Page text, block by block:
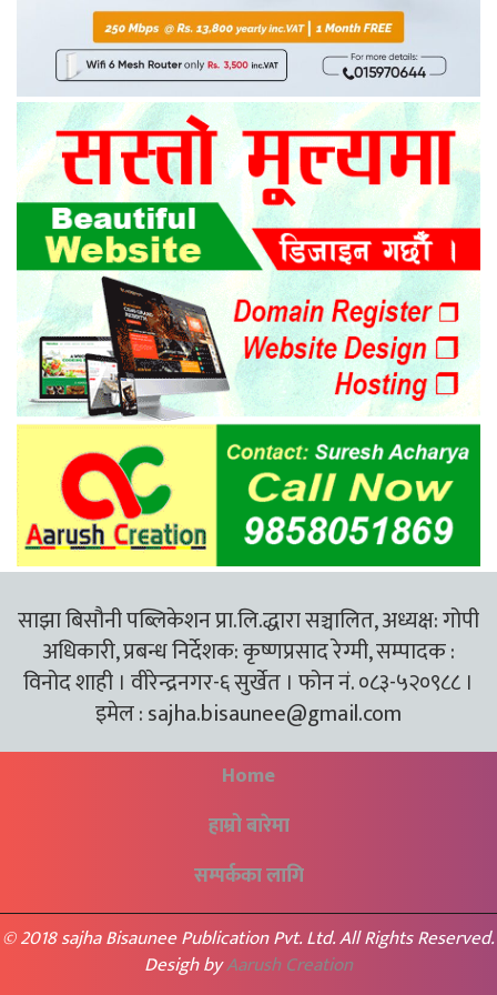
साझा बिसौनी पब्लिकेशन प्रा.लि.द्धारा सञ्चालित, अध्यक्ष: गोपी
अधिकारी, प्रबन्ध निर्देशक: कृष्णप्रसाद रेग्मी, सम्पादक :
विनोद शाही । वीरेन्द्रनगर-६ सुर्खेत । फोन नं. ०८३-५२०९८८ ।
इमेल :sajha.bisaunee@gmail.com
Home
हाम्रो बारेमा
सम्पर्कका लागि
© 2018 sajha Bisaunee Publication Pvt. Ltd. All Rights Reserved.
Desigh byAarush Creation